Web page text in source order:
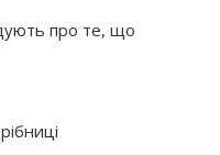
про те, що